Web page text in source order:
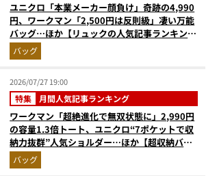
ユニクロ「本業メーカー顔負け」奇跡の4,990
円、ワークマン「2,500円は反則級」凄い万能
バッグ…ほか【リュックの人気記事ランキング
ベスト3】（2026年6月版）
バッグ
2026/07/27 19:00
特集 月間人気記事ランキング
ワークマン「超絶進化で無双状態に」2,990円
の容量1.3倍トート、ユニクロ“7ポケットで収
納力抜群”人気ショルダー…ほか【超収納バッ
グの人気記事ランキングベスト3】（2026年6
月版）
バッグ